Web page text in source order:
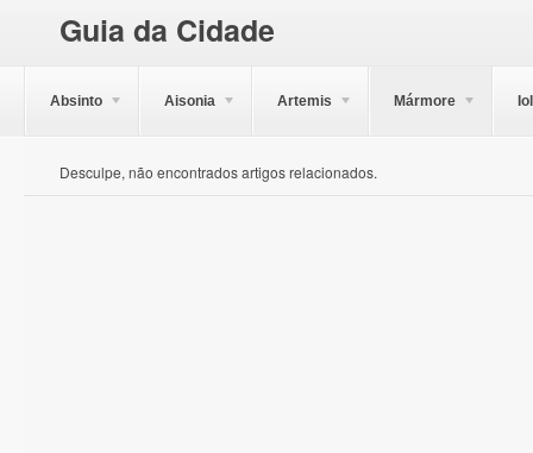
Guia da Cidade
Absinto Aisonia Artemis Mármore
Desculpe, não encontrados artigos relacionados.